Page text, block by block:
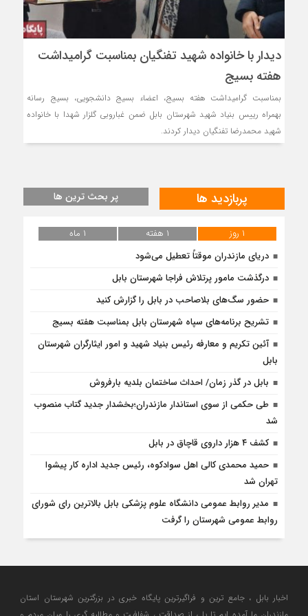
دیدار با خانواده شهید تفنگیان بمناسبت گرامیداشت
هفته بسیج
بمناسبت گرامیداشت هفته بسیج، اعضاء بسیج دانشجویی، بسیج رسانه
بهمراه رییس بنیاد شهید شهرستان بابل ضمن غباروبی گلزار شهدا با خانواده
شهید محمدرضا تفنگیان دیدار کردند.
پربازدید ها پر بحث ترین ها
۱ روز ۱ هفته
۱ ماه
دریای مازندران موقتاً تعطیل می‌شود
درگذشت مامور پرتلاش فراجا شهرستان بابل
حضور سگ‌های بلاصاحب در بابل را ‌گزارش کنید
تشریح برنامه‌های سپاه شهرستان بابل بمناسبت هفته بسیج
آئین تکریم و معارفه رئیس بنیاد شهید و امور ایثارگران شهرستان
بابل
بابل در گذر زمان/ احداث ساختمان بلدیه بارفروش
طی حکمی از سوی استاندار مازندران؛بخشدار جدید گتاب منصوب
شد
کشف ۴ هزار داروی قاچاق در بابل
حمید محمدی کالی اهل سوادکوه، رئیس جدید اداره کار پیشوا
تهران شد
مدیر روابط عمومی دانشگاه علوم پزشکی بابل بالاترین رای شورای
روابط عمومی شهرستان را گرفت
اخبار بابل ، جامع ترین و فراگیرترین پایگاه خبری در بزرگترین شهرستان استان